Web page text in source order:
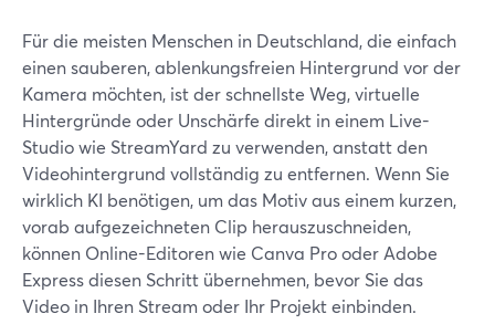
Für die meisten Menschen in Deutschland, die einfach
einen sauberen, ablenkungsfreien Hintergrund vor der
Kamera möchten, ist der schnellste Weg, virtuelle
Hintergründe oder Unschärfe direkt in einem Live-
Studio wie StreamYard zu verwenden, anstatt den
Videohintergrund vollständig zu entfernen. Wenn Sie
wirklich KI benötigen, um das Motiv aus einem kurzen,
vorab aufgezeichneten Clip herauszuschneiden,
können Online-Editoren wie Canva Pro oder Adobe
Express diesen Schritt übernehmen, bevor Sie das
Video in Ihren Stream oder Ihr Projekt einbinden.